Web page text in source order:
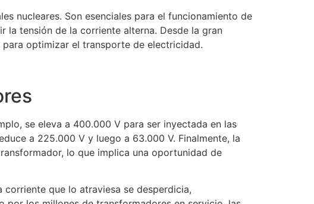
nucleares. Son esenciales para el funcionamiento de
la tensión de la corriente alterna. Desde la gran
optimizar el transporte de electricidad.
se eleva a 400.000 V para ser inyectada en las
a 225.000 V y luego a 63.000 V. Finalmente, la
lo que implica una oportunidad de
que lo atraviesa se desperdicia,